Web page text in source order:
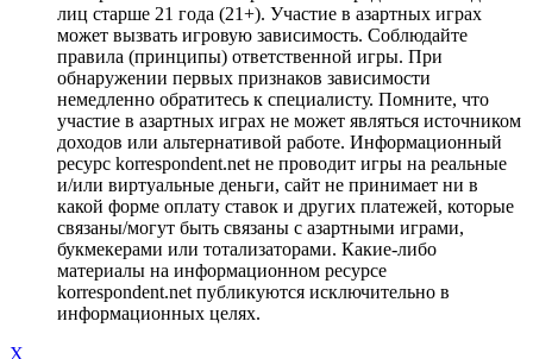
лиц старше 21 года (21+). Участие в азартных играх
может вызвать игровую зависимость. Соблюдайте
правила (принципы) ответственной игры. При
обнаружении первых признаков зависимости
немедленно обратитесь к специалисту. Помните, что
участие в азартных играх не может являться источником
доходов или альтернативой работе. Информационный
ресурс korrespondent.net не проводит игры на реальные
и/или виртуальные деньги, сайт не принимает ни в
какой форме оплату ставок и других платежей, которые
связаны/могут быть связаны с азартными играми,
букмекерами или тотализаторами. Какие-либо
материалы на информационном ресурсе
korrespondent.net публикуются исключительно в
информационных целях.
X